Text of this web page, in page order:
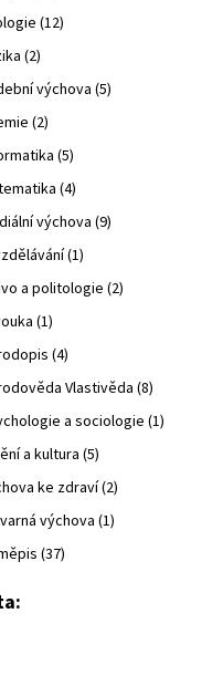
(12)
(2)
výchova (5)
(2)
(5)
(4)
výchova (9)
(1)
a politologie (2)
(1)
(4)
Vlastivěda (8)
a sociologie (1)
a kultura (5)
ke zdraví (2)
výchova (1)
(37)